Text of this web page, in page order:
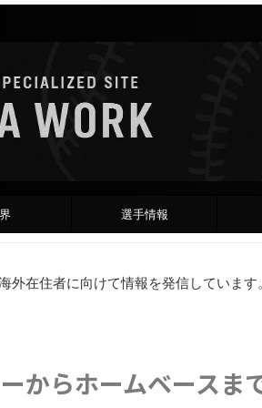
選手情報
外在住者に向けて情報を発信しています。
からホームベースま